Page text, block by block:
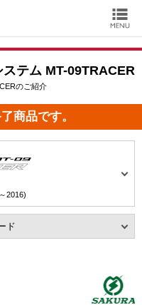
テム MT-09TRACER
のご紹介
商品です。
2016)
ド